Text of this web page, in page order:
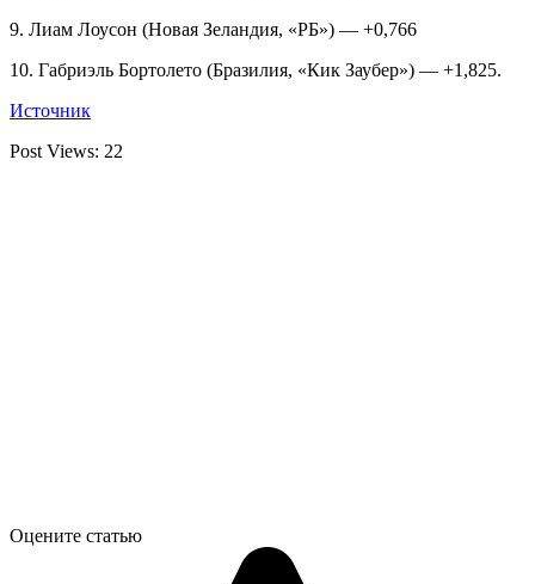
9. Лиам Лоусон (Новая Зеландия, «РБ») — +0,766
10. Габриэль Бортолето (Бразилия, «Кик Заубер») — +1,825.
Источник
Post Views: 22
Оцените статью